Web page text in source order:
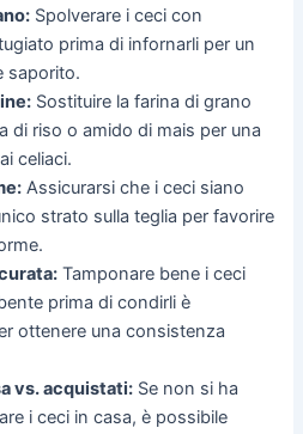
Spolverare i ceci con
prima di infornarli per un
saporito.
Sostituire la farina di grano
di riso o amido di mais per una
celiaci.
Assicurarsi che i ceci siano
strato sulla teglia per favorire
Tamponare bene i ceci
prima di condirli è
ottenere una consistenza
vs. acquistati: Se non si ha
i ceci in casa, è possibile